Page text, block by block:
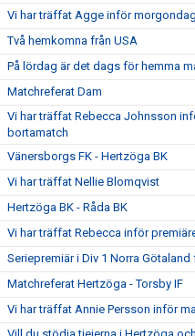
Vi har träffat Agge inför
Två hemkomna från USA
På lördag är det dags för hemma
Matchreferat Dam
Vi har träffat Rebecca Johnsson
bortamatch
Vänersborgs FK - Hertzöga BK
Vi har träffat Nellie Blomqvist
Hertzöga BK - Råda BK
Vi har träffat Rebecca inför
Seriepremiär i Div 1 Norra
Matchreferat Hertzöga - Torsby IF
Vi har träffat Annie Persson inför